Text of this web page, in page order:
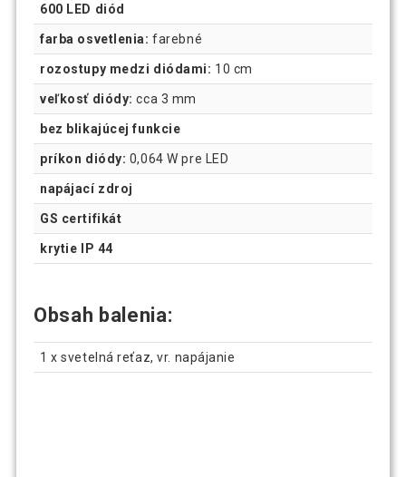
600 LED diód
farba osvetlenia: farebné
rozostupy medzi diódami: 10 cm
veľkosť diódy: cca 3 mm
bez blikajúcej funkcie
príkon diódy: 0,064 W pre LED
napájací zdroj
GS certifikát
krytie IP 44
Obsah balenia:
1 x svetelná reťaz, vr. napájanie